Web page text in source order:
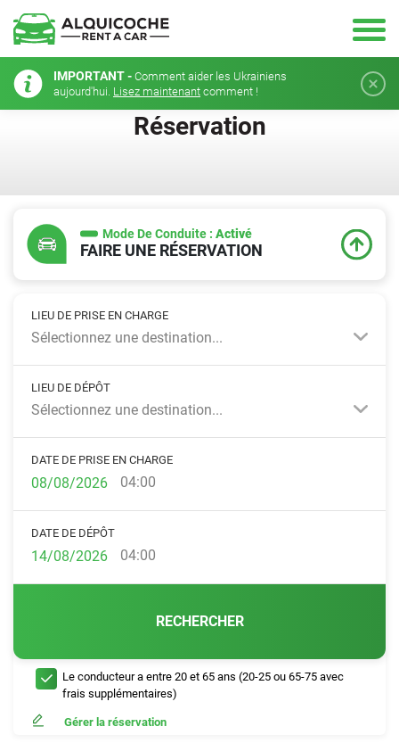
IMPORTANT - Comment aider les Ukrainiens
aujourd'hui. Lisez maintenant comment !
Réservation
Mode De Conduite : Activé
FAIRE UNE RÉSERVATION
LIEU DE PRISE EN CHARGE
Sélectionnez une destination...
LIEU DE DÉPÔT
Sélectionnez une destination...
DATE DE PRISE EN CHARGE
04:00
DATE DE DÉPÔT
04:00
RECHERCHER
Le conducteur a entre 20 et 65 ans (20-25 ou 65-75 avec
frais supplémentaires)
Gérer la réservation